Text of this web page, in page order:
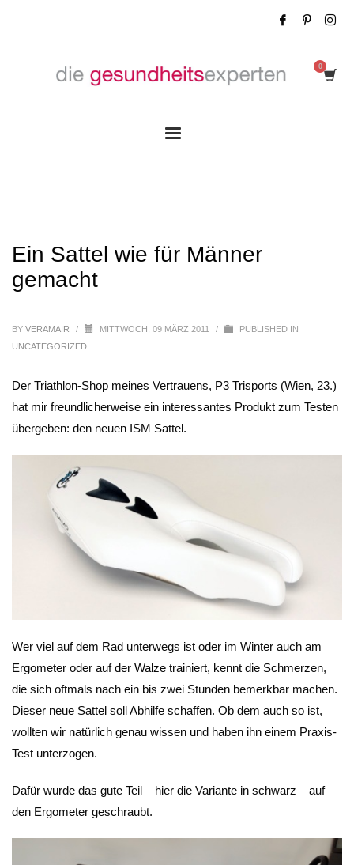
Ein Sattel wie für Männer
gemacht
BY VERAMAIR / MITTWOCH, 09 MÄRZ 2011 /
PUBLISHED IN
UNCATEGORIZED
Der Triathlon-Shop meines Vertrauens, P3 Trisports (Wien, 23.)
hat mir freundlicherweise ein interessantes Produkt zum Testen
übergeben: den neuen ISM Sattel.
Wer viel auf dem Rad unterwegs ist oder im Winter auch am
Ergometer oder auf der Walze trainiert, kennt die Schmerzen,
die sich oftmals nach ein bis zwei Stunden bemerkbar machen.
Dieser neue Sattel soll Abhilfe schaffen. Ob dem auch so ist,
wollten wir natürlich genau wissen und haben ihn einem Praxis-
Test unterzogen.
Dafür wurde das gute Teil – hier die Variante in schwarz – auf
den Ergometer geschraubt.